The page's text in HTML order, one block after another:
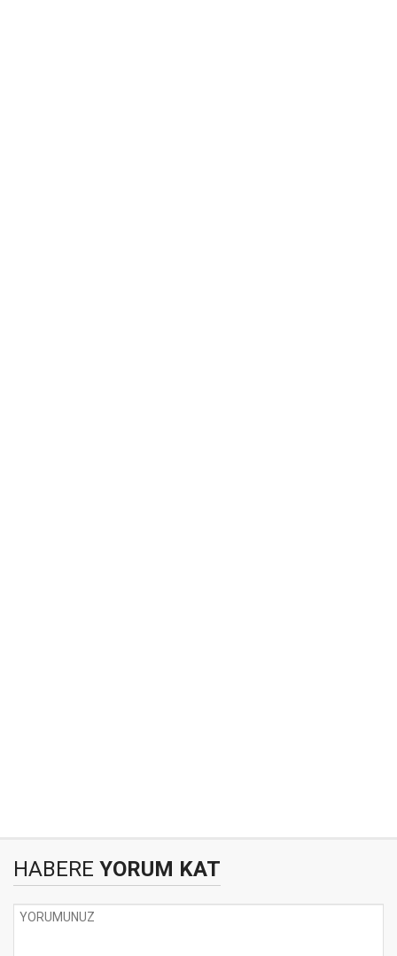
HABERE YORUM KAT